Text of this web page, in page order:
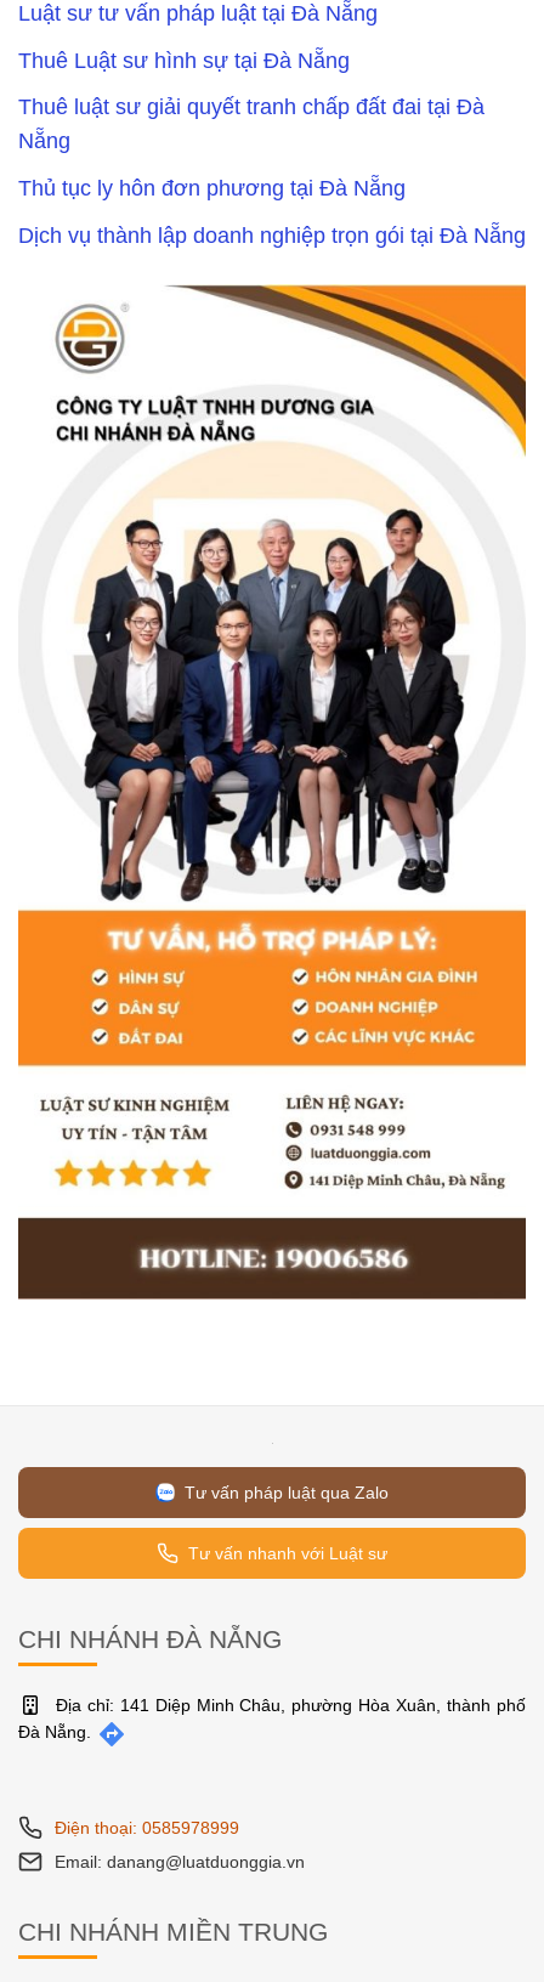
Luật sư tư vấn pháp luật tại Đà Nẵng
Thuê Luật sư hình sự tại Đà Nẵng
Thuê luật sư giải quyết tranh chấp đất đai tại Đà
Nẵng
Thủ tục ly hôn đơn phương tại Đà Nẵng
Dịch vụ thành lập doanh nghiệp trọn gói tại Đà Nẵng
Địa chỉ: 141 Diệp Minh Châu, phường Hòa Xuân, thành phố
Đà Nẵng.